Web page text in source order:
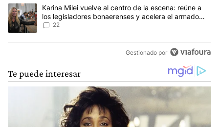
Un artículo de tendencia con el título "Karina Milei vuelve al
Karina Milei vuelve al centro de la escena: reúne a
los legisladores bonaerenses y acelera el armado
para 2027
22
Gestionado por